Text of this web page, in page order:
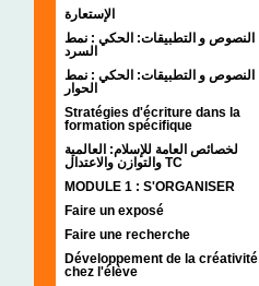
الإستعارة
النصوص و التطبيقات: الحكي : نمط
السرد
النصوص و التطبيقات: الحكي : نمط
الحوار
Stratégies d'écriture dans la
formation spécifique
لخصائص العامة للإسلام: العالمية
والتوازن والاعتدال TC
MODULE 1 : S'ORGANISER
Faire un exposé
Faire une recherche
Développement de la créativité
chez l'élève